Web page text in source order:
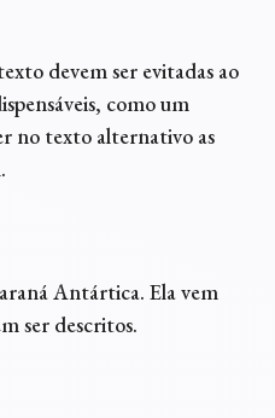
devem ser evitadas ao
como um
no texto alternativo as
Antártica. Ela vem
ser descritos.